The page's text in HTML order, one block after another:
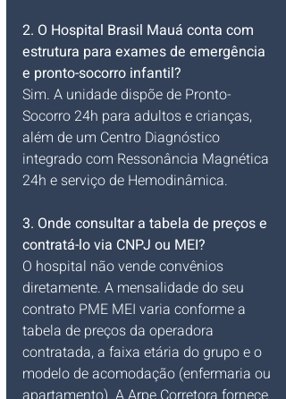
2. O Hospital Brasil Mauá conta com
estrutura para exames de emergência
e pronto-socorro infantil?
Sim. A unidade dispõe de Pronto-
Socorro 24h para adultos e crianças,
além de um Centro Diagnóstico
integrado com Ressonância Magnética
24h e serviço de Hemodinâmica.
3. Onde consultar a tabela de preços e
contratá-lo via CNPJ ou MEI?
O hospital não vende convênios
diretamente. A mensalidade do seu
contrato PME MEI varia conforme a
tabela de preços da operadora
contratada, a faixa etária do grupo e o
modelo de acomodação (enfermaria ou